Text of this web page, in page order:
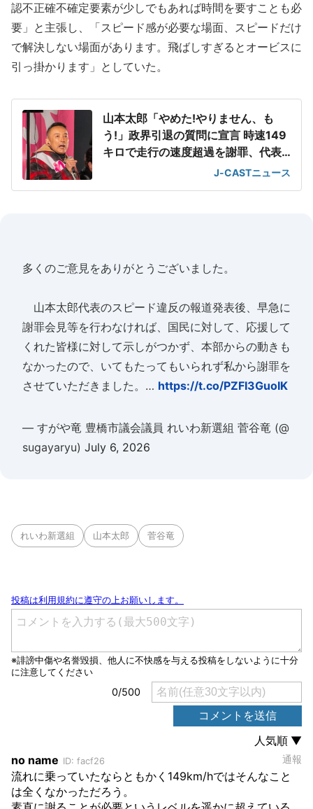
認不正確不確定要素が少しでもあれば時間を要すことも必
要」と主張し、「スピード感が必要な場面、スピードだけ
で解決しない場面があります。飛ばしすぎるとオービスに
引っ掛かります」としていた。
山本太郎「やめた!やりません、も
う!」政界引退の質問に宣言 時速149
キロで走行の速度超過を謝罪、代表
J-CASTニュース
多くのご意見をありがとうございました。
山本太郎代表のスピード違反の報道発表後、早急に
謝罪会見等を行わなければ、国民に対して、応援して
くれた皆様に対して示しがつかず、本部からの動きも
なかったので、いてもたってもいられず私から謝罪を
させていただきました。… https://t.co/PZFI3GuoIK
— すがや竜 豊橋市議会議員 れいわ新選組 菅谷竜 (@
sugayaryu) July 6, 2026
れいわ新選組 山本太郎 菅谷竜